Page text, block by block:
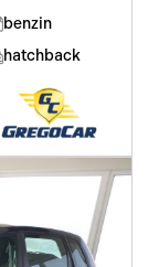
benzin
hatchback